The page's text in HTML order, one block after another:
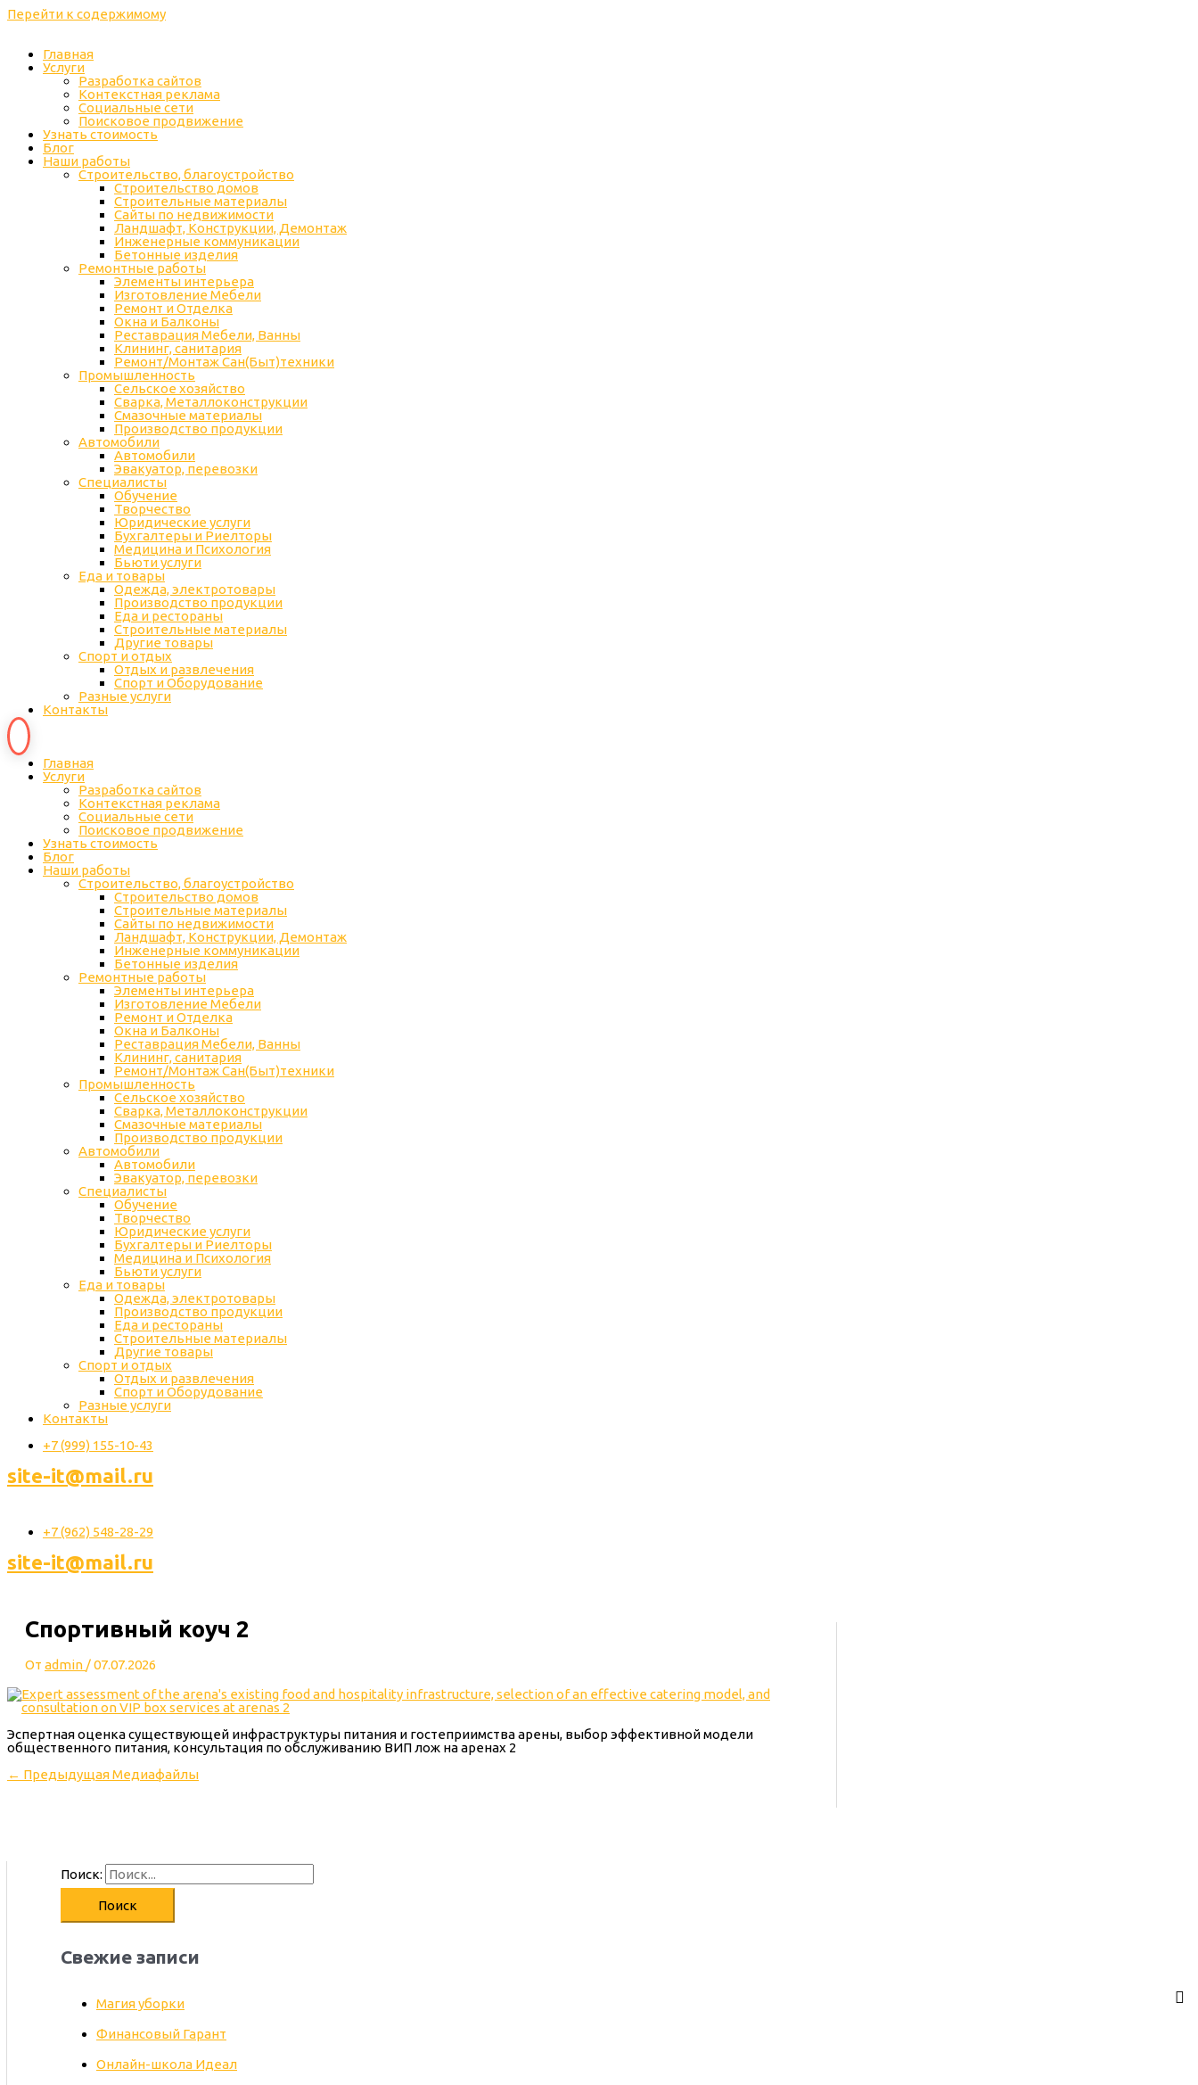
Перейти к содержимому
Главная
Услуги
Разработка сайтов
Контекстная реклама
Социальные сети
Поисковое продвижение
Узнать стоимость
Блог
Наши работы
Строительство, благоустройство
Строительство домов
Строительные материалы
Сайты по недвижимости
Ландшафт, Конструкции, Демонтаж
Инженерные коммуникации
Бетонные изделия
Ремонтные работы
Элементы интерьера
Изготовление Мебели
Ремонт и Отделка
Окна и Балконы
Реставрация Мебели, Ванны
Клининг, санитария
Ремонт/Монтаж Сан(Быт)техники
Промышленность
Cельское хозяйство
Сварка, Металлоконструкции
Cмазочные материалы
Производство продукции
Автомобили
Автомобили
Эвакуатор, перевозки
Специалисты
Обучение
Творчество
Юридические услуги
Бухгалтеры и Риелторы
Медицина и Психология
Бьюти услуги
Еда и товары
Одежда, электротовары
Производство продукции
Еда и рестораны
Строительные материалы
Другие товары
Спорт и отдых
Отдых и развлечения
Спорт и Оборудование
Разные услуги
Контакты
Главная
Услуги
Разработка сайтов
Контекстная реклама
Социальные сети
Поисковое продвижение
Узнать стоимость
Блог
Наши работы
Строительство, благоустройство
Строительство домов
Строительные материалы
Сайты по недвижимости
Ландшафт, Конструкции, Демонтаж
Инженерные коммуникации
Бетонные изделия
Ремонтные работы
Элементы интерьера
Изготовление Мебели
Ремонт и Отделка
Окна и Балконы
Реставрация Мебели, Ванны
Клининг, санитария
Ремонт/Монтаж Сан(Быт)техники
Промышленность
Cельское хозяйство
Сварка, Металлоконструкции
Cмазочные материалы
Производство продукции
Автомобили
Автомобили
Эвакуатор, перевозки
Специалисты
Обучение
Творчество
Юридические услуги
Бухгалтеры и Риелторы
Медицина и Психология
Бьюти услуги
Еда и товары
Одежда, электротовары
Производство продукции
Еда и рестораны
Строительные материалы
Другие товары
Спорт и отдых
Отдых и развлечения
Спорт и Оборудование
Разные услуги
Контакты
+7 (999) 155-10-43
site-it@mail.ru
+7 (962) 548-28-29
site-it@mail.ru
Спортивный коуч 2
От admin /07.07.2026
Эспертная оценка существующей инфраструктуры питания и гостеприимства арены, выбор эффективной модели
общественного питания, консультация по обслуживанию ВИП лож на аренах 2
← Предыдущая Медиафайлы
Поиск:
Свежие записи
Магия уборки
Финансовый Гарант
Онлайн-школа Идеал